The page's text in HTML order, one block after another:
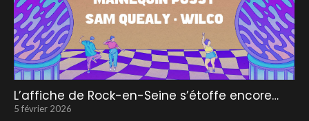
L’affiche de Rock-en-Seine s’étoffe encore…
5 février 2026